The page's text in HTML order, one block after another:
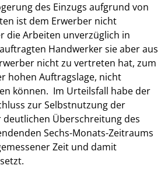
des Einzugs aufgrund von
ist dem Erwerber nicht
die Arbeiten unverzüglich in
Handwerker sie aber aus
nicht zu vertreten hat, zum
hohen Auftragslage, nicht
können. Im Urteilsfall habe der
zur Selbstnutzung der
Überschreitung des
Sechs-Monats-Zeitraums
Zeit und damit